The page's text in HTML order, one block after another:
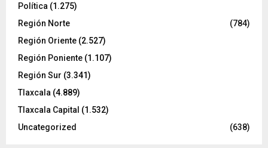
Política (1.275)
Región Norte
(784)
Región Oriente (2.527)
Región Poniente (1.107)
Región Sur (3.341)
Tlaxcala (4.889)
Tlaxcala Capital (1.532)
Uncategorized
(638)